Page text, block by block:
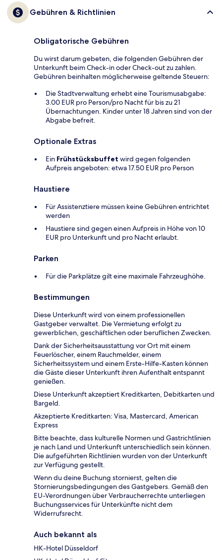
Gebühren & Richtlinien
Obligatorische Gebühren
Du wirst darum gebeten, die folgenden Gebühren der
Unterkunft beim Check-in oder Check-out zu zahlen.
Gebühren beinhalten möglicherweise geltende Steuern:
Die Stadtverwaltung erhebt eine Tourismusabgabe:
3.00 EUR pro Person/pro Nacht für bis zu 21
Übernachtungen. Kinder unter 18 Jahren sind von der
Abgabe befreit.
Optionale Extras
Ein Frühstücksbuffet wird gegen folgenden
Aufpreis angeboten: etwa 17.50 EUR pro Person
Haustiere
Für Assistenztiere müssen keine Gebühren entrichtet
werden
Haustiere sind gegen einen Aufpreis in Höhe von 10
EUR pro Unterkunft und pro Nacht erlaubt.
Parken
Für die Parkplätze gilt eine maximale Fahrzeughöhe.
Bestimmungen
Diese Unterkunft wird von einem professionellen
Gastgeber verwaltet. Die Vermietung erfolgt zu
gewerblichen, geschäftlichen oder beruflichen Zwecken.
Dank der Sicherheitsausstattung vor Ort mit einem
Feuerlöscher, einem Rauchmelder, einem
Sicherheitssystem und einem Erste-Hilfe-Kasten können
die Gäste dieser Unterkunft ihren Aufenthalt entspannt
genießen.
Diese Unterkunft akzeptiert Kreditkarten, Debitkarten und
Bargeld.
Akzeptierte Kreditkarten: Visa, Mastercard, American
Express
Bitte beachte, dass kulturelle Normen und Gastrichtlinien
je nach Land und Unterkunft unterschiedlich sein können.
Die aufgeführten Richtlinien wurden von der Unterkunft
zur Verfügung gestellt.
Wenn du deine Buchung stornierst, gelten die
Stornierungsbedingungen des Gastgebers. Gemäß den
EU-Verordnungen über Verbraucherrechte unterliegen
Buchungsservices für Unterkünfte nicht dem
Widerrufsrecht.
Auch bekannt als
HK-Hotel Düsseldorf